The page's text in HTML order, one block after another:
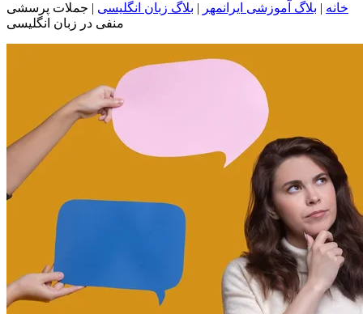
خانه | بلاگ آموزشی ایرانمهر | بلاگ زبان انگلیسی | جملات پرسشی
منفی در زبان انگلیسی